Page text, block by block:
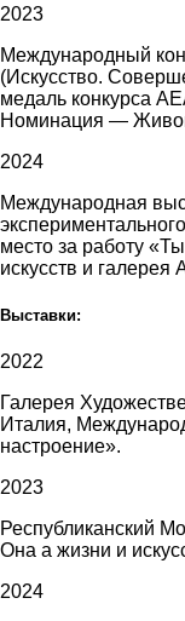
2023
Международный
(Искусство.
медаль конкурса
Номинация —
2024
Международная
место за работу
искусств и галерея
Выставки:
2022
Галерея
Италия,
настроение».
2023
Республиканский
Она а жизни и
2024